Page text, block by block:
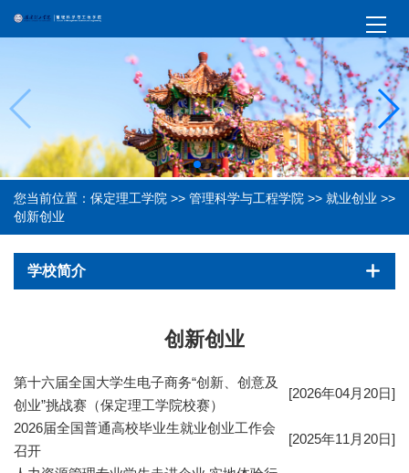
您当前位置： 保定理工学院 >> 管理科学与工程学院 >> 就业创业 >>
创新创业
学校简介
创新创业
第十六届全国大学生电子商务“创新、创意及
创业”挑战赛（保定理工学院校赛）
[2026年04月20日]
2026届全国普通高校毕业生就业创业工作会
召开
[2025年11月20日]